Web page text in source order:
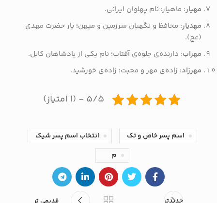
مهیار: ماهیار؛ نام پهلوان ایرانی.
مهدیار: محافظ و نگهبان سرزمین و میهن؛ یار حضرت مهدی
(عج).
مهراب: دارنده‌ی جلوه‌ی آفتاب؛ نام یکی از پادشاهان کابل.
مهرزاد: زاده‌ی مهر و محبت؛ زاده‌ی خورشید.
۵/۵ - (۱ امتیاز)
اسم پسر خاص و تک
انتخاب اسم پسر شیک
م
جدیدتر قدیمی تر